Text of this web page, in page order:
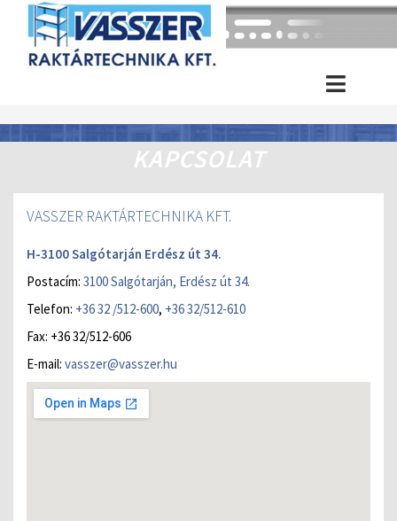
KAPCSOLAT
VASSZER RAKTÁRTECHNIKA KFT.
H-3100 Salgótarján Erdész út 34.
Postacím: 3100 Salgótarján, Erdész út 34.
Telefon: +36 32 /512-600, +36 32/512-610
Fax: +36 32/512-606
E-mail: vasszer@vasszer.hu